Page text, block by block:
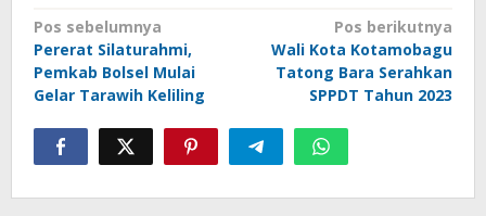
Navigasi
pos
Pos sebelumnya
Pererat Silaturahmi,
Pemkab Bolsel Mulai
Gelar Tarawih Keliling
Pos berikutnya
Wali Kota Kotamobagu
Tatong Bara Serahkan
SPPDT Tahun 2023